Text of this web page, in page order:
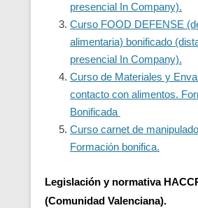
presencial In Company).
Curso FOOD DEFENSE
alimentaria) bonificado
presencial In Company).
Curso de Materiales y
contacto con alimentos.
Bonificada
Curso carnet de
Formación bonifica.
Legislación y normativa
(Comunidad Valenciana).